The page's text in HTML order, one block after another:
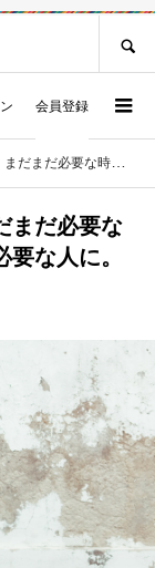
会員登録
時代。必要な支援を必要な人に。
まだ必要な
な人に。